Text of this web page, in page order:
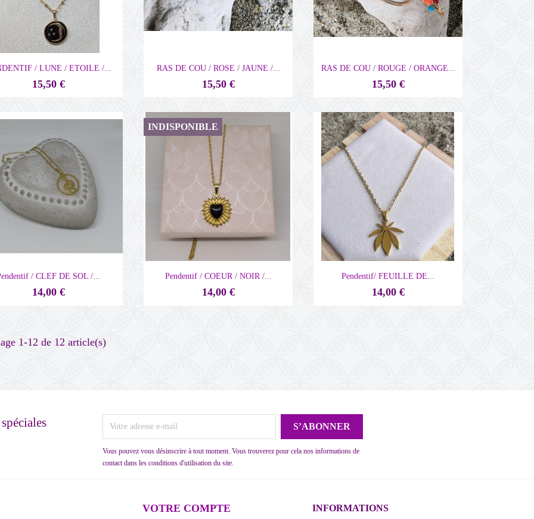
Aperçu rapide
/ LUNE / ETOILE /...
15,50 €
Aperçu rapide
RAS DE COU / ROSE / JAUNE /...
15,50 €
Aperçu rapide
RAS DE COU / ROUGE / ORANGE...
15,50 €
Aperçu rapide
/ CLEF DE SOL /...
14,00 €
 Aperçu rapide
Pendentif / COEUR / NOIR /...
14,00 €
INDISPONIBLE
Aperçu rapide
Pendentif/ FEUILLE DE...
14,00 €
1-12 de 12 article(s)
Vous pouvez vous désinscrire à tout moment. Vous trouverez pour cela nos informations de
contact dans les conditions d'utilisation du site.
VOTRE COMPTE INFORMATIONS